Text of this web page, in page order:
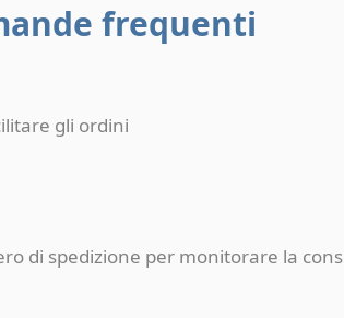
frequenti
gli ordini
di spedizione per monitorare la